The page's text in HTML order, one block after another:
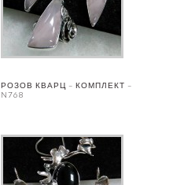
РОЗОВ КВАРЦ – КОМПЛЕКТ –
N768